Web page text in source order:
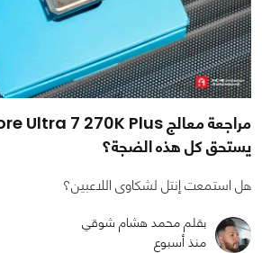
يستحق كل هذه الضجة؟
هل استمعت إنتل لشكاوى اللاعبين؟
بقلم محمد هشام شوقي
منذ أسبوع